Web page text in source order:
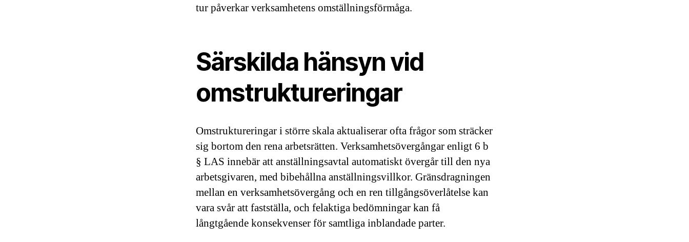
tur påverkar verksamhetens omställningsförmåga.
Särskilda hänsyn vid
omstruktureringar
Omstruktureringar i större skala aktualiserar ofta frågor som sträcker
sig bortom den rena arbetsrätten. Verksamhetsövergångar enligt 6 b
§ LAS innebär att anställningsavtal automatiskt övergår till den nya
arbetsgivaren, med bibehållna anställningsvillkor. Gränsdragningen
mellan en verksamhetsövergång och en ren tillgångsöverlåtelse kan
vara svår att fastställa, och felaktiga bedömningar kan få
långtgående konsekvenser för samtliga inblandade parter.